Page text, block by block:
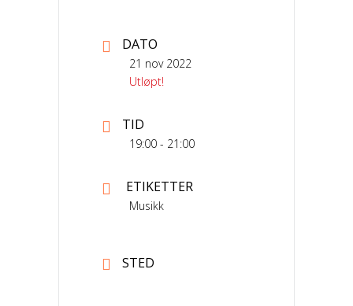
DATO
21 nov 2022
Utløpt!
TID
19:00 - 21:00
ETIKETTER
Musikk
STED